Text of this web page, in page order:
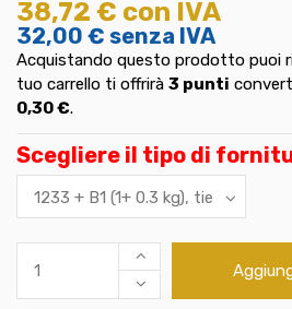
38,72 € con IVA
32,00 € senza IVA
Acquistando questo prodotto puoi
tuo carrello ti offrirà 3 punti
0,30 €.
Scegliere il tipo di